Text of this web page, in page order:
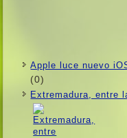
Apple luce nuevo
(0)
Extremadura, entre